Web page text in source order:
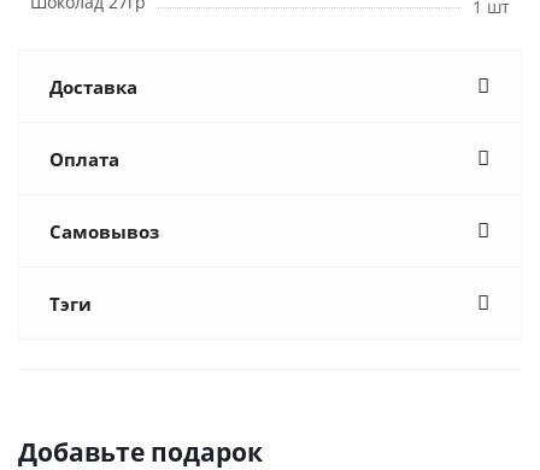
1 шт
Доставка
Оплата
Самовывоз
Тэги
Добавьте подарок